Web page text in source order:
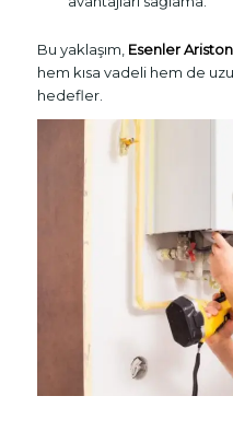
Bu yaklaşım, Esenler
hem kısa vadeli hem de
hedefler.